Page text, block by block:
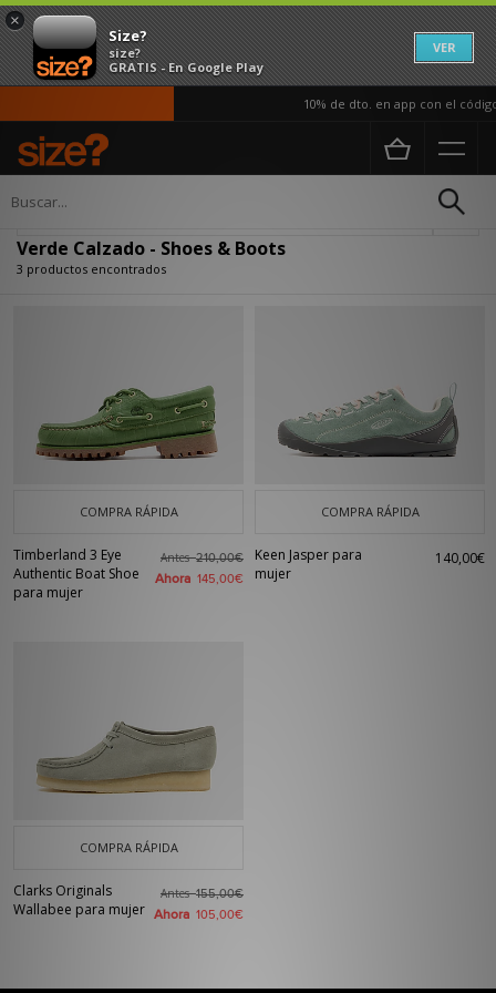
×
Size?
size?
GRATIS - En Google Play
VER
10% de dto. en app con el código
Página principal
Verde Calzado - Shoes & Boots
3 productos encontrados
COMPRA RÁPIDA
Timberland 3 Eye
Authentic Boat Shoe
para mujer
Antes210,00€
Ahora 145,00€
COMPRA RÁPIDA
Keen Jasper para
mujer
140,00€
COMPRA RÁPIDA
Clarks Originals
Wallabee para mujer
Antes155,00€
Ahora 105,00€